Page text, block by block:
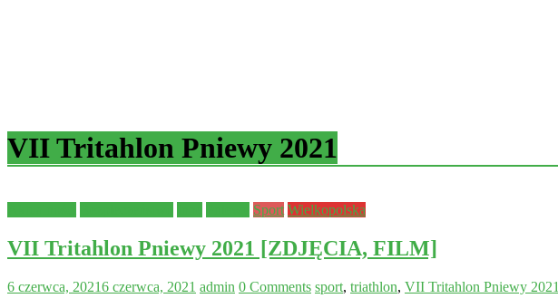
VII Tritahlon Pniewy 2021
Sport Wielkopolska
VII Tritahlon Pniewy 2021 [ZDJĘCIA, FILM]
6 czerwca, 20216 czerwca, 2021 admin 0 Comments sport, triathlon, VII Tritahlon Pniewy 2021